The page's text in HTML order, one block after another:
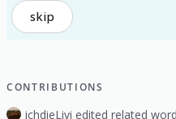
skip
CONTRIBUTIONS
ichdieLivi edited related